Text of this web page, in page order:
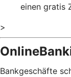
einen gratis
>
Bankgeschäfte